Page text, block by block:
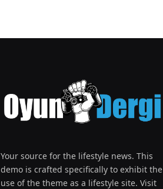
Your source for the lifestyle news. This
demo is crafted specifically to exhibit the
use of the theme as a lifestyle site. Visit